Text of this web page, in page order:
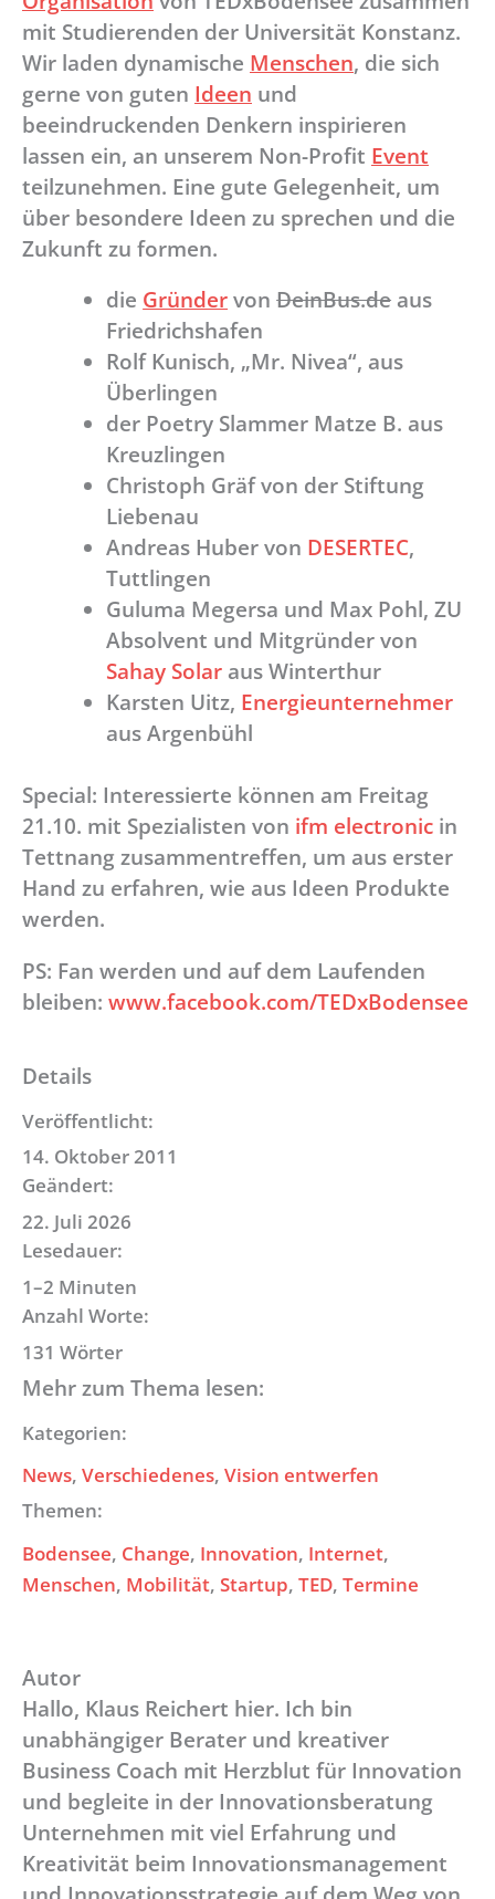
mit Studierenden der Universität Konstanz.
Wir laden dynamische Menschen, die sich
gerne von guten Ideen und
beeindruckenden Denkern inspirieren
lassen ein, an unserem Non-Profit Event
teilzunehmen. Eine gute Gelegenheit, um
über besondere Ideen zu sprechen und die
Zukunft zu formen.
die Gründer vonDeinBus.de aus
Friedrichshafen
Rolf Kunisch, „Mr. Nivea“, aus
Überlingen
der Poetry Slammer Matze B. aus
Kreuzlingen
Christoph Gräf von der Stiftung
Liebenau
Andreas Huber von DESERTEC,
Tuttlingen
Guluma Megersa und Max Pohl, ZU
Absolvent und Mitgründer von
Sahay Solar aus Winterthur
Karsten Uitz, Energieunternehmer
aus Argenbühl
Special: Interessierte können am Freitag
21.10. mit Spezialisten von ifm electronic in
Tettnang zusammentreffen, um aus erster
Hand zu erfahren, wie aus Ideen Produkte
werden.
PS: Fan werden und auf dem Laufenden
bleiben: www.facebook.com/TEDxBodensee
Details
Veröffentlicht:
14. Oktober 2011
Geändert:
22. Juli 2026
Lesedauer:
1–2 Minuten
Anzahl Worte:
131 Wörter
Mehr zum Thema lesen:
Kategorien:
News, Verschiedenes, Vision entwerfen
Themen:
Bodensee, Change, Innovation, Internet
Menschen, Mobilität, Startup, TED, Termine
Autor
Hallo, Klaus Reichert hier. Ich bin
unabhängiger Berater und kreativer
Business Coach mit Herzblut für Innovation
und begleite in der Innovationsberatung
Unternehmen mit viel Erfahrung und
Kreativität beim Innovationsmanagement